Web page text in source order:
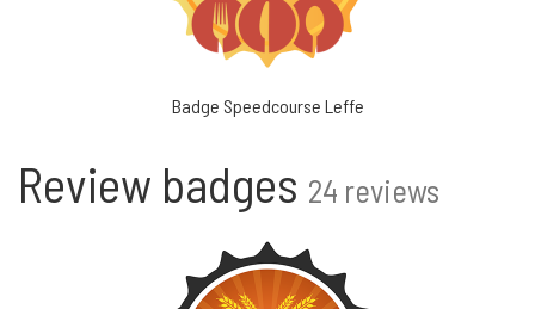
Badge Speedcourse Leffe
Review badges 24 reviews